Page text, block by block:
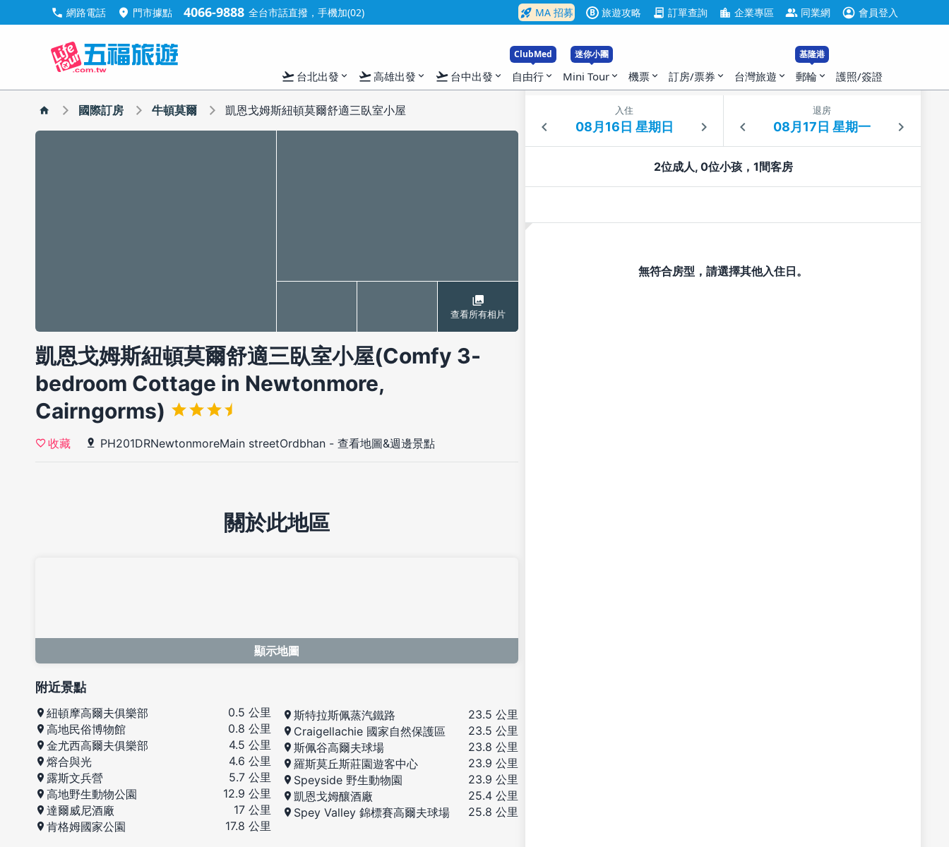
call 網路電話 location_on 門市據點 4066-9888 全台市話直撥，手機加(02) rocket_launch MA 招募 B 旅遊攻略 contract 訂單查詢 location_city 企業專區 group 同業網 account_circle 會員登入
flight_takeoff 台北出發 expand_more flight_takeoff高雄出發 expand_more flight_takeoff 台中出發 expand_more
ClubMed
自由行 expand_more
迷你小團
Mini Tour expand_more 機票 expand_more 訂房/票券 expand_more 台灣旅遊 expand_more
基隆港
郵輪 expand_more 護照/簽證
國際訂房 牛頓莫爾 凱恩戈姆斯紐頓莫爾舒適三臥室小屋
查看所有相片
凱恩戈姆斯紐頓莫爾舒適三臥室小屋(Comfy 3-
bedroom Cottage in Newtonmore,
Cairngorms)
收藏 PH201DRNewtonmoreMain streetOrdbhan - 查看地圖&週邊景點
入住 退房
2位成人, 0位小孩，1間客房
無符合房型，請選擇其他入住日。
關於此地區
顯示地圖
附近景點
紐頓摩高爾夫俱樂部
0.5 公里
高地民俗博物館
0.8 公里
金尤西高爾夫俱樂部
4.5 公里
熔合與光
4.6 公里
露斯文兵營
5.7 公里
高地野生動物公園
12.9 公里
達爾威尼酒廠
17 公里
肯格姆國家公園
17.8 公里
斯特拉斯佩蒸汽鐵路
23.5 公里
Craigellachie 國家自然保護區
23.5 公里
斯佩谷高爾夫球場
23.8 公里
羅斯莫丘斯莊園遊客中心
23.9 公里
Speyside 野生動物園
23.9 公里
凱恩戈姆釀酒廠
25.4 公里
Spey Valley 錦標賽高爾夫球場
25.8 公里